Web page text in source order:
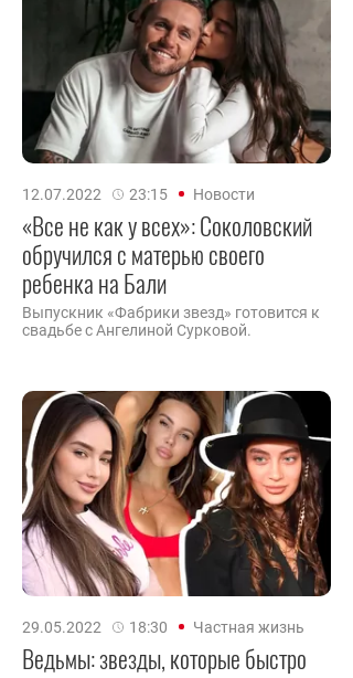
12.07.2022 23:15 Новости
«Все не как у всех»: Соколовский
обручился с матерью своего
ребенка на Бали
Выпускник «Фабрики звезд» готовится к
свадьбе с Ангелиной Сурковой.
29.05.2022 18:30 Частная жизнь
Ведьмы: звезды, которые быстро